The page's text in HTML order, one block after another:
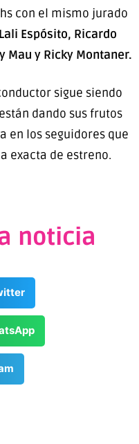
con el mismo jurado
Lali Espósito, Ricardo
Mau y Ricky Montaner.
sigue siendo
dando sus frutos
en los seguidores que
exacta de estreno.
noticia